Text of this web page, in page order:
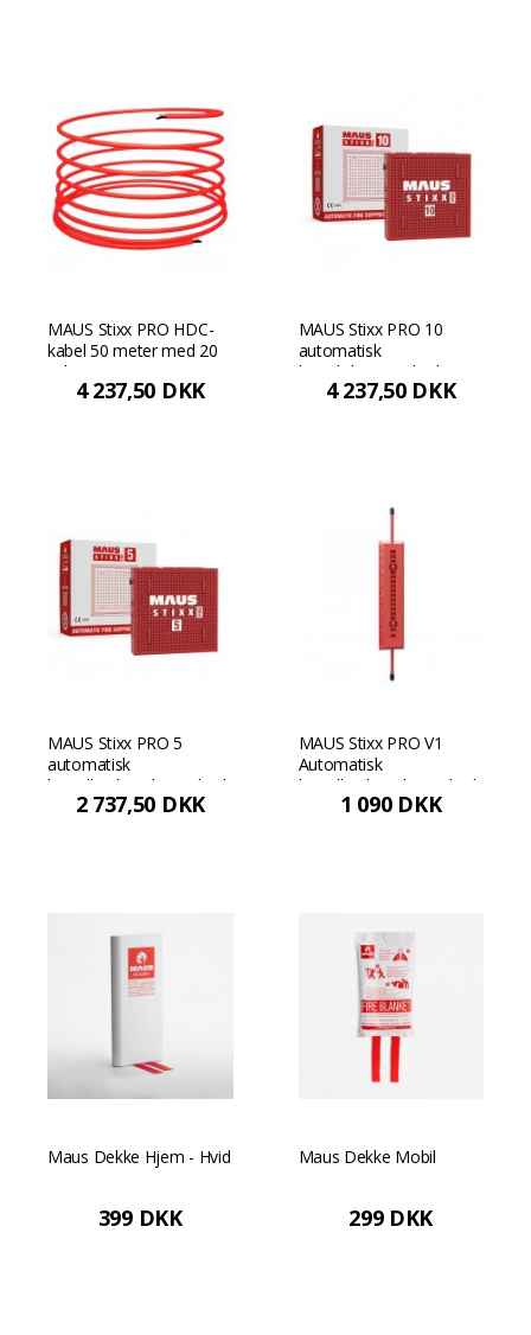
MAUS Stixx PRO HDC-
kabel 50 meter med 20
stik
4 237,50 DKK
MAUS Stixx PRO 10
automatisk
brandsikringsenhed 1,0
4 237,50 DKK
MAUS Stixx PRO 5
automatisk
brandbeskyttelsesenhed
0,5 m³ - Rød
2 737,50 DKK
MAUS Stixx PRO V1
Automatisk
brandbeskyttelsesenhed
0,2 m³1 090 DKK
Maus Dekke Hjem - Hvid
399 DKK
Maus Dekke Mobil
299 DKK